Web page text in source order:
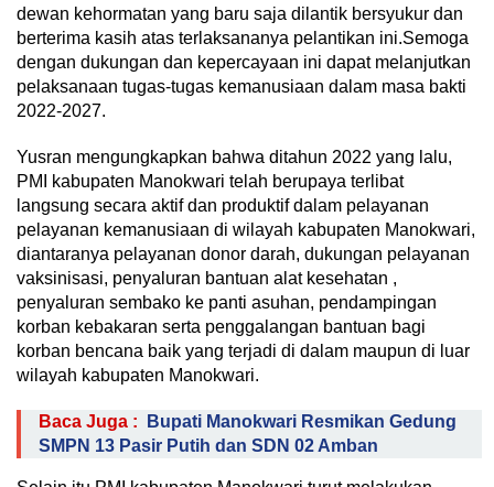
dewan kehormatan yang baru saja dilantik bersyukur dan
berterima kasih atas terlaksananya pelantikan ini.Semoga
dengan dukungan dan kepercayaan ini dapat melanjutkan
pelaksanaan tugas-tugas kemanusiaan dalam masa bakti
2022-2027.
Yusran mengungkapkan bahwa ditahun 2022 yang lalu,
PMI kabupaten Manokwari telah berupaya terlibat
langsung secara aktif dan produktif dalam pelayanan
pelayanan kemanusiaan di wilayah kabupaten Manokwari,
diantaranya pelayanan donor darah, dukungan pelayanan
vaksinisasi, penyaluran bantuan alat kesehatan ,
penyaluran sembako ke panti asuhan, pendampingan
korban kebakaran serta penggalangan bantuan bagi
korban bencana baik yang terjadi di dalam maupun di luar
wilayah kabupaten Manokwari.
Baca Juga :
Bupati Manokwari Resmikan Gedung
SMPN 13 Pasir Putih dan SDN 02 Amban